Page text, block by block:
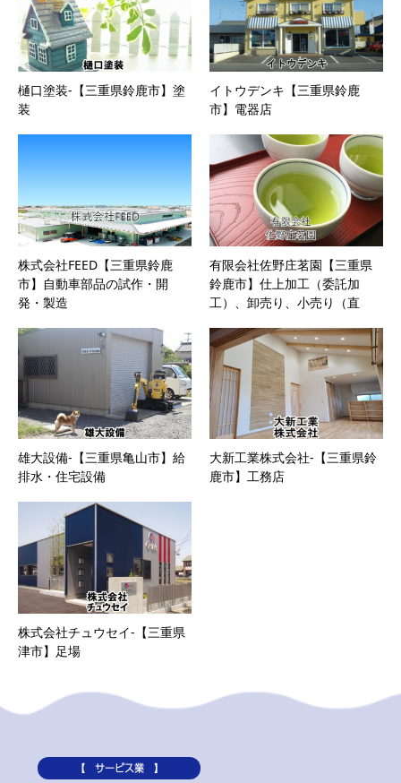
樋口塗装-【三重県鈴鹿市】塗
装
イトウデンキ【三重県鈴鹿
市】電器店
株式会社FEED【三重県鈴鹿
市】自動車部品の試作・開
発・製造
有限会社佐野庄茗園【三重県
鈴鹿市】仕上加工（委託加
工）、卸売り、小売り（直
雄大設備-【三重県亀山市】給
排水・住宅設備
大新工業株式会社-【三重県鈴
鹿市】工務店
株式会社チュウセイ-【三重県
津市】足場
【 サービス業 】